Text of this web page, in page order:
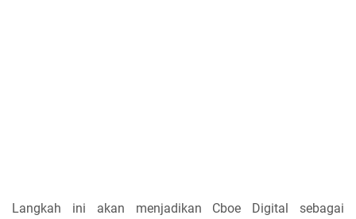
Langkah ini akan menjadikan Cboe Digital sebagai